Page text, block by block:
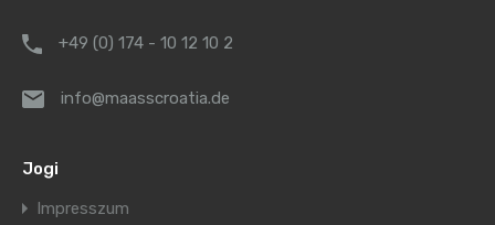
+49 (0) 174 - 10 12 10 2
info@maasscroatia.de
Jogi
Impresszum